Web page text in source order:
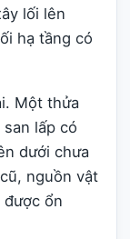
lối lên
hạ tầng có
Một thửa
lấp có
dưới chưa
nguồn vật
được ổn